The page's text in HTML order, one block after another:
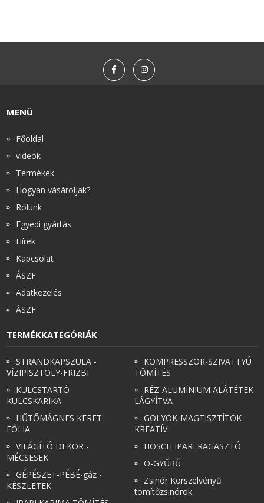
MENÜ
Főoldal
videók
Termékek
Hogyan vásároljak?
Rólunk
Egyedi gyártás
Hírek
Kapcsolat
ÁSZF
Adatkezelés
ÁSZF
TERMÉKKATEGÓRIÁK
STRANDKAPSZULA -
VÍZIPISZTOLY-FRIZBI
KULCSTARTÓ -
KULCSKARIKA
HŰTŐMÁGNES KERET -
FÓLIA
VILÁGÍTÓ DEKOR -
MÉCSESEK
GÉPÉSZET-PÉBÉ-gáz -
KÉSZLETEK
KOMPRESSZOR-SZIVATTYÚ
TÖMÍTÉS
RÉZ-ALUMÍNIUM ALÁTÉTEK
LÁGYÍTVA
GOLYÓK-MAGTISZTÍTÓK-
KREATÍV
HOSCH IPARI RAGASZTÓ
O-GYŰRŰ
Zsinór Körszelvényű
tömítőzsinórok